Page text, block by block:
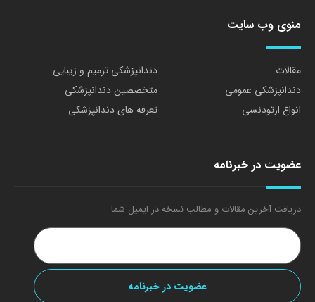
منوی وب سایت
مقالات
دندانپزشکی ترمیم و زیبایی
دندانپزشکی عمومی
متخصصین دندانپزشکی
انواع ارتودنسی
تعرفه های دندانپزشکی
عضویت در خبرنامه
دریافت آخرین مقالات و مطالب نسخه در ایمیل شما